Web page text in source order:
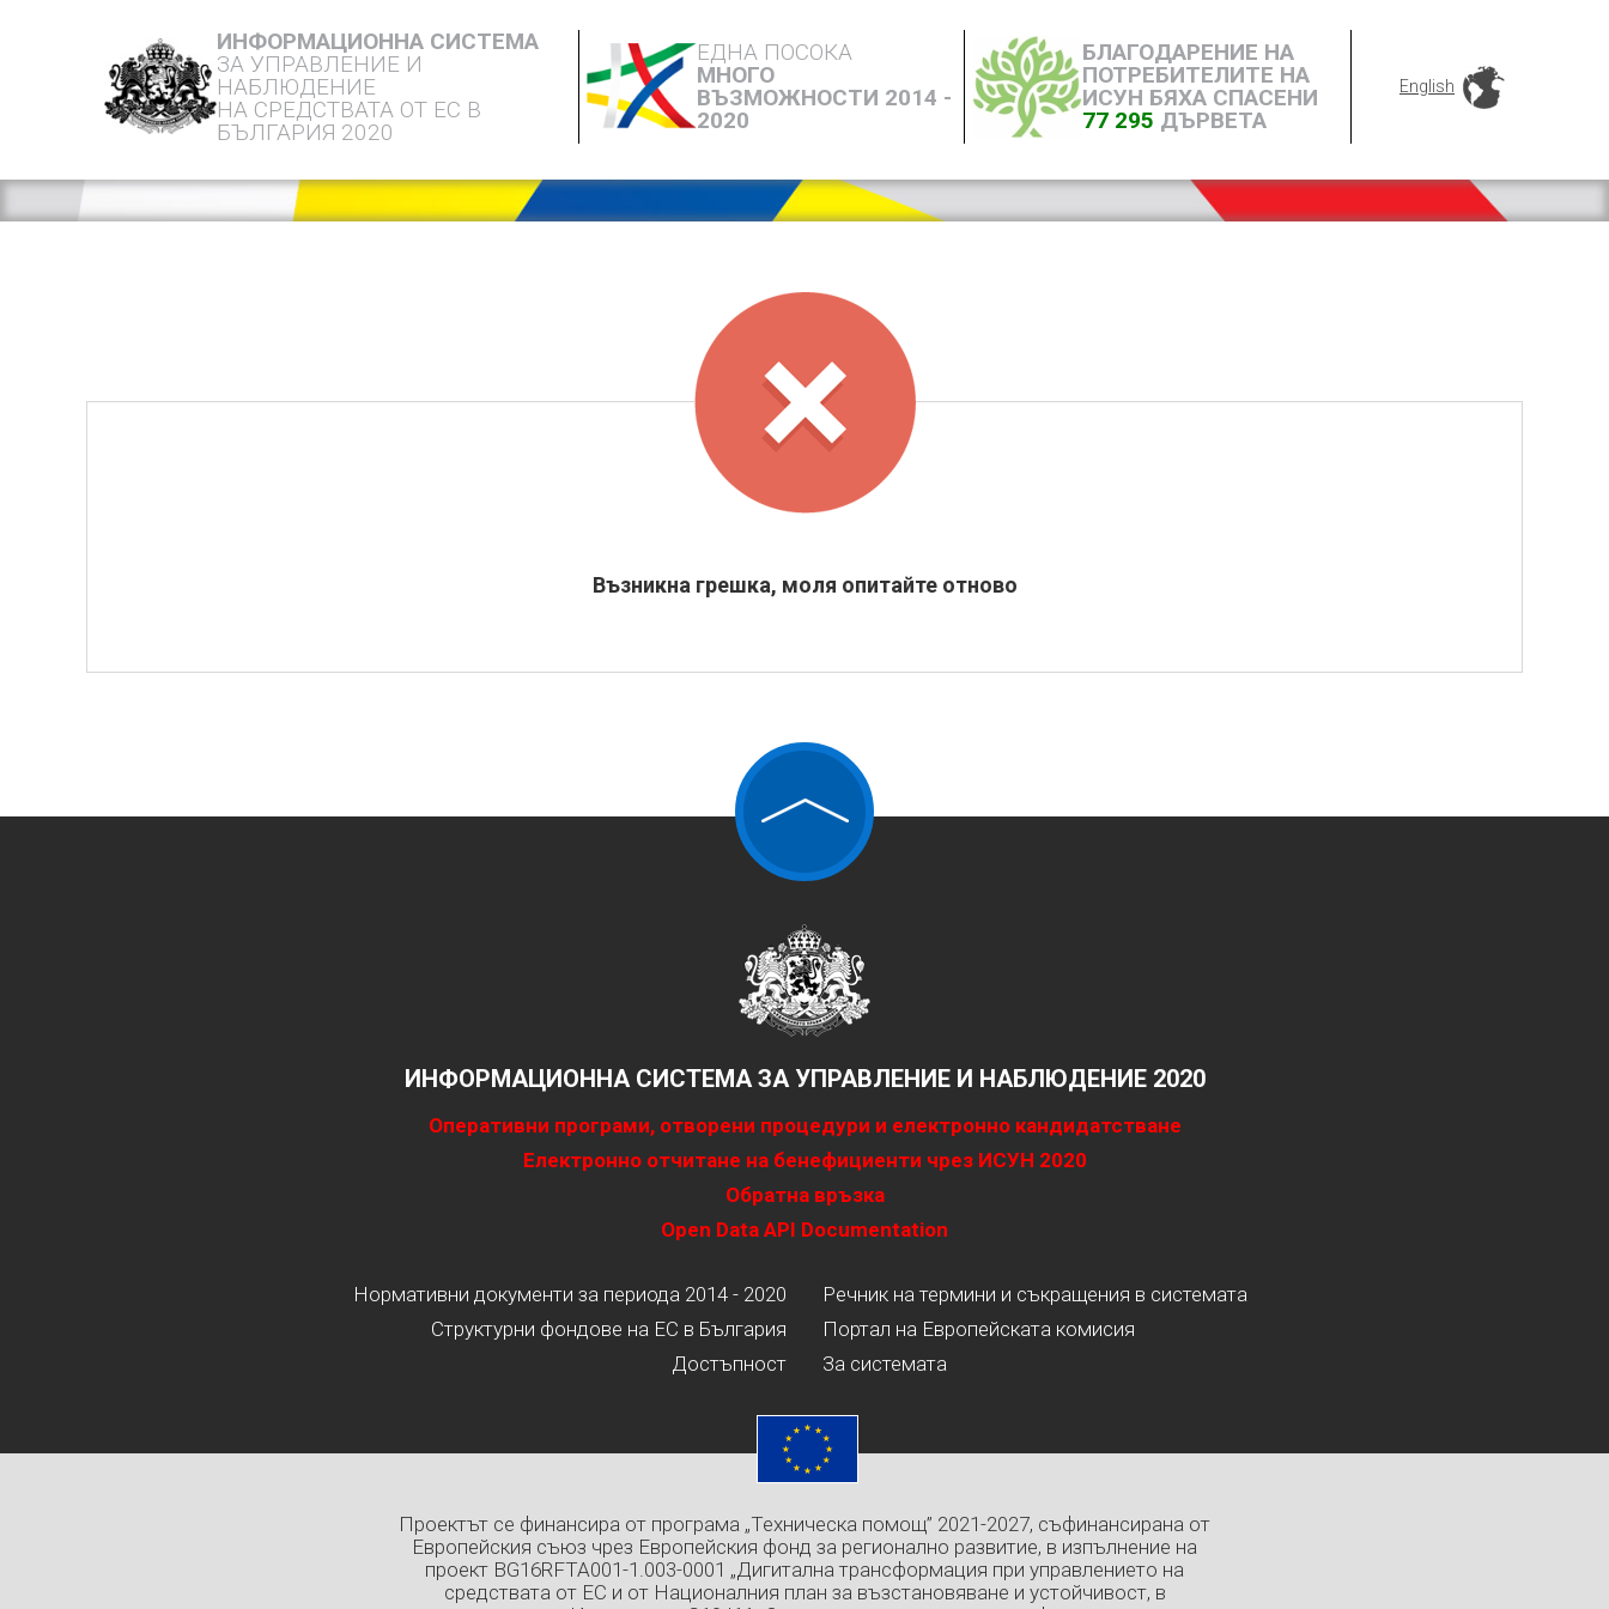
ИНФОРМАЦИОННА СИСТЕМА
ЗА УПРАВЛЕНИЕ И
НАБЛЮДЕНИЕ
НА СРЕДСТВАТА ОТ ЕС В
БЪЛГАРИЯ 2020
ЕДНА ПОСОКА
МНОГО
ВЪЗМОЖНОСТИ 2014 -
2020
БЛАГОДАРЕНИЕ НА
ПОТРЕБИТЕЛИТЕ НА
ИСУН БЯХА СПАСЕНИ
77 295 ДЪРВЕТА
English
Възникна грешка, моля опитайте отново
ИНФОРМАЦИОННА СИСТЕМА ЗА УПРАВЛЕНИЕ И НАБЛЮДЕНИЕ 2020
Оперативни програми, отворени процедури и електронно кандидатстване
Електронно отчитане на бенефициенти чрез ИСУН 2020
Обратна връзка
Open Data API Documentation
Нормативни документи за периода 2014 - 2020
Структурни фондове на ЕС в България
Достъпност
Речник на термини и съкращения в системата
Портал на Европейската комисия
За системата
Проектът се финансира от програма „Техническа помощ” 2021-2027, съфинансирана от
Европейския съюз чрез Европейския фонд за регионално развитие, в изпълнение на
проект BG16RFTA001-1.003-0001 „Дигитална трансформация при управлението на
средствата от ЕС и от Националния план за възстановяване и устойчивост, в